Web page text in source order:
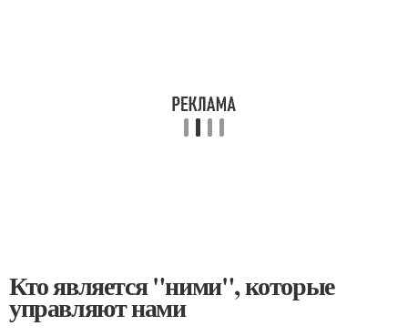
Кто является "ними", которые
управляют нами